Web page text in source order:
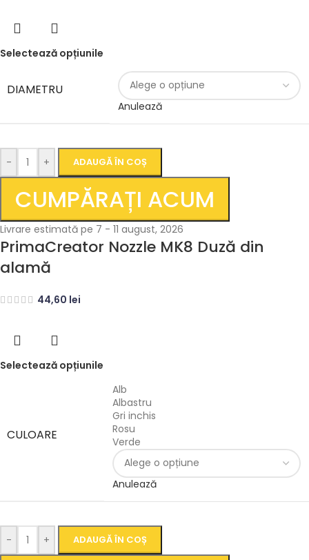
Selectează opțiunile
DIAMETRU
Anulează
- + ADAUGĂ ÎN COȘ
CUMPĂRAȚI ACUM
Livrare estimată pe 7 - 11 august, 2026
PrimaCreator Nozzle MK8 Duză din
alamă
44,60 lei
Selectează opțiunile
CULOARE
Alb
Albastru
Gri inchis
Rosu
Verde
Anulează
- + ADAUGĂ ÎN COȘ